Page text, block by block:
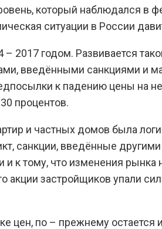
который наблюдался в
ситуации в России
2017 годом. Развивается
введёнными санкциями и
к падению цены на
процентов.
и частных домов была
санкции, введённые
и к тому, что изменения
акции застройщиков упали
цен, по – прежнему